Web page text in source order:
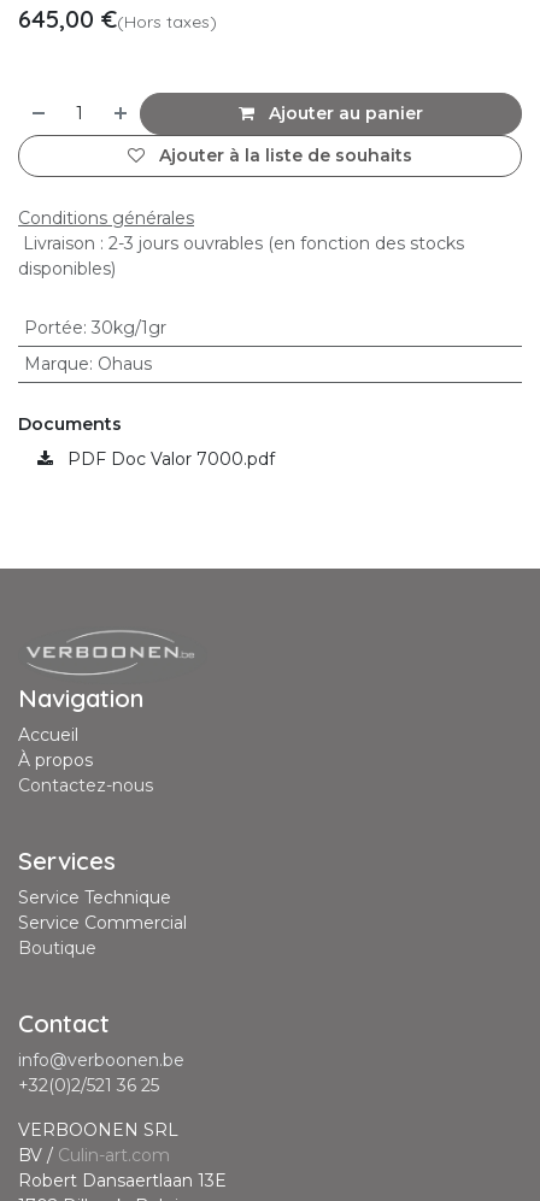
645,00 €(Hors taxes)
Ajouter au panier
Ajouter à la liste de souhaits
Conditions générales
Livraison : 2-3 jours ouvrables (en fonction des stocks
disponibles)
Portée: 30kg/1gr
Marque: Ohaus
Documents
PDF Doc Valor 7000.pdf
Navigation
Accueil
À propos
Contactez-nous
Services
Service Technique
Service Commercial
Boutique
Contact
info@verboonen.be
+32(0)2/521 36 25
VERBOONEN SRL
BV / Culin-art.com
Robert Dansaertlaan 13E